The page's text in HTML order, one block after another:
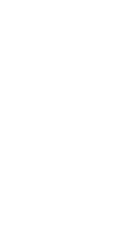
odası ve
deneyim